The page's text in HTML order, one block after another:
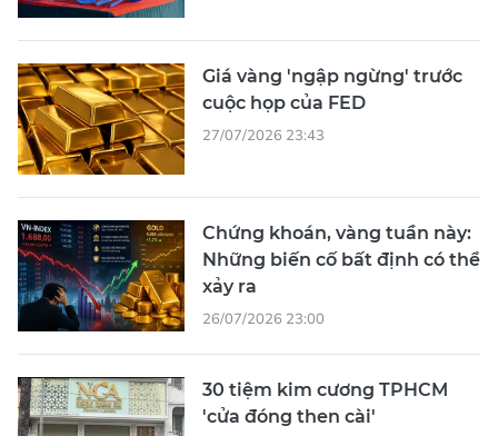
Giá vàng 'ngập ngừng' trước
cuộc họp của FED
27/07/2026 23:43
Chứng khoán, vàng tuần này:
Những biến cố bất định có thể
xảy ra
26/07/2026 23:00
30 tiệm kim cương TPHCM
'cửa đóng then cài'